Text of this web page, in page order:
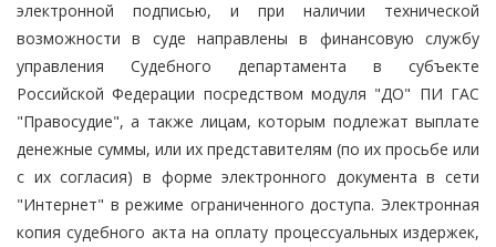
электронной подписью, и при наличии технической
возможности в суде направлены в финансовую службу
управления Судебного департамента в субъекте
Российской Федерации посредством модуля "ДО" ПИ ГАС
"Правосудие", а также лицам, которым подлежат выплате
денежные суммы, или их представителям (по их просьбе или
с их согласия) в форме электронного документа в сети
"Интернет" в режиме ограниченного доступа. Электронная
копия судебного акта на оплату процессуальных издержек,